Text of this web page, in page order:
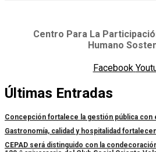
Centro Para La
Humano
Facebook
Últimas Entradas
Concepción fortalece la gestión pública con
Gastronomía, calidad y hospitalidad
CEPAD será distinguido con la